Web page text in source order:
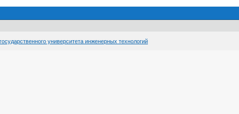
университета инженерных технологий